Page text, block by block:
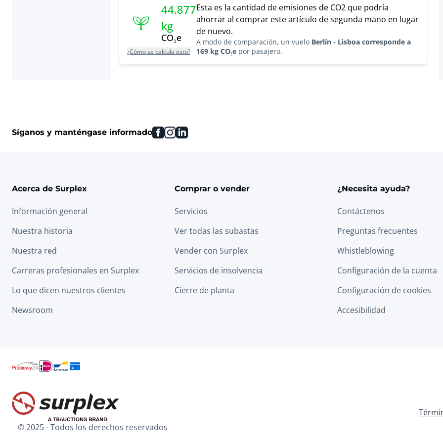
44.877
kg
CO₂e
¿Cómo se calcula esto?
Esta es la cantidad de emisiones de CO2 que podría
ahorrar al comprar este artículo de segunda mano en lugar
de nuevo.
A modo de comparación, un vuelo Berlín - Lisboa corresponde a
169 kg CO₂e por pasajero.
Síganos y manténgase informado facebook
instagram
linkedin
Acerca de Surplex
Información general
Nuestra historia
Nuestra red
Carreras profesionales en Surplex
Lo que dicen nuestros clientes
Newsroom
Comprar o vender
Servicios
Ver todas las subastas
Vender con Surplex
Servicios de insolvencia
Cierre de planta
¿Necesita ayuda?
Contáctenos
Preguntas frecuentes
Whistleblowing
Configuración de la cuenta
Configuración de cookies
Accesibilidad
© 2025 - Todos los derechos reservados